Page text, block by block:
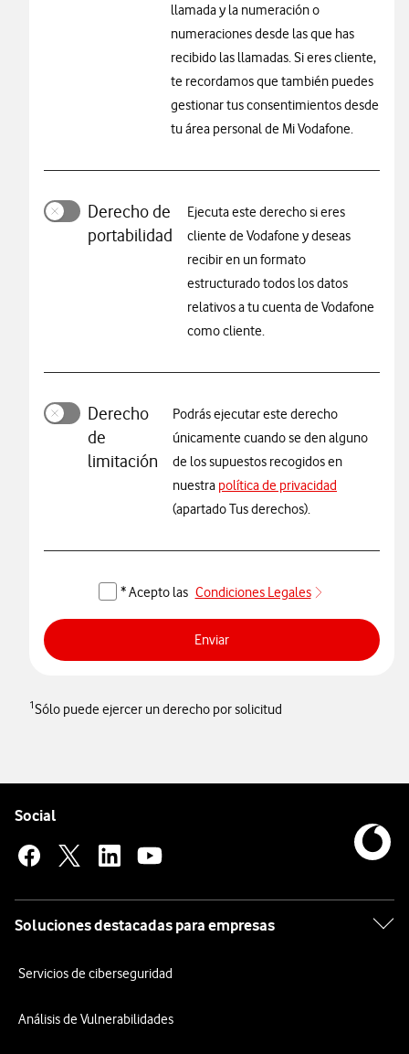
llamada y la numeración o
numeraciones desde las que has
recibido las llamadas. Si eres cliente,
te recordamos que también puedes
gestionar tus consentimientos desde
tu área personal de Mi Vodafone.
Derecho de
portabilidad
Ejecuta este derecho si eres
cliente de Vodafone y deseas
recibir en un formato
estructurado todos los datos
relativos a tu cuenta de Vodafone
como cliente.
Derecho
de
limitación
Podrás ejecutar este derecho
únicamente cuando se den alguno
de los supuestos recogidos en
nuestra política de privacidad
(apartado Tus derechos).
* Acepto las Condiciones Legales
Enviar
1Sólo puede ejercer un derecho por solicitud
Social
Soluciones destacadas para empresas
Servicios de ciberseguridad
Análisis de Vulnerabilidades